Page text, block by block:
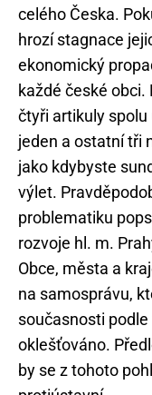
celého Česka.
hrozí stagnace
ekonomický
každé české
čtyři artikuly spolu
jeden a ostatní tři
jako kdybyste
výlet.
problematiku
rozvoje hl. m.
Obce, města a
na samosprávu,
současnosti
oklešťováno.
by se z tohoto